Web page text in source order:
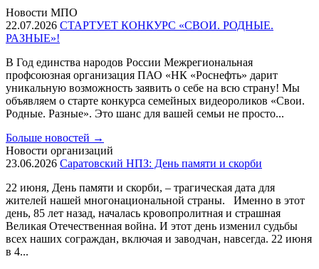
Новости МПО
22.07.2026 СТАРТУЕТ КОНКУРС «СВОИ. РОДНЫЕ.
РАЗНЫЕ»!
В Год единства народов России Межрегиональная
профсоюзная организация ПАО «НК «Роснефть» дарит
уникальную возможность заявить о себе на всю страну! Мы
объявляем о старте конкурса семейных видеороликов «Свои.
Родные. Разные». Это шанс для вашей семьи не просто...
Больше новостей →
Новости организаций
23.06.2026 Саратовский НПЗ: День памяти и скорби
22 июня, День памяти и скорби, – трагическая дата для
жителей нашей многонациональной страны. Именно в этот
день, 85 лет назад, началась кровопролитная и страшная
Великая Отечественная война. И этот день изменил судьбы
всех наших сограждан, включая и заводчан, навсегда. 22 июня
в 4...